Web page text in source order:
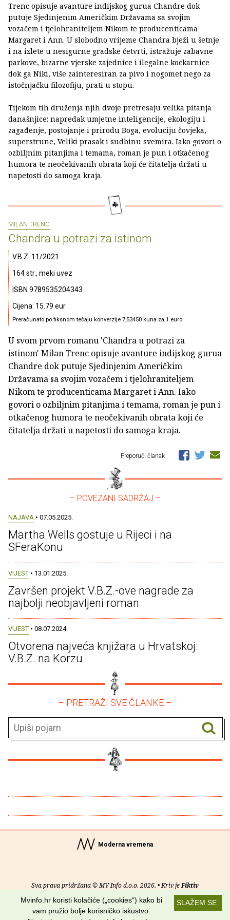
Trenc opisuje avanture indijskog gurua Chandre dok
putuje Sjedinjenim Američkim Državama sa svojim
vozačem i tjelohraniteljem Nikom te producenticama
Margaret i Ann. U slobodno vrijeme Chandra bježi u šetnje
i na izlete u nesigurne gradske četvrti, istražuje zabavne
parkove, bizarne vjerske zajednice i ilegalne kockarnice
dok ga Niki, više zainteresiran za pivo i nogomet nego za
istočnjačku filozofiju, prati u stopu.
Tijekom tih druženja njih dvoje pretresaju velika pitanja
današnjice: napredak umjetne inteligencije, ekologiju i
zagađenje, postojanje i prirodu Boga, evoluciju čovjeka,
superstrune, Veliki prasak i sudbinu svemira. Iako govori o
ozbiljnim pitanjima i temama, roman je pun i otkačenog
humora te neočekivanih obrata koji će čitatelja držati u
napetosti do samoga kraja.
MILAN TRENC
Chandra u potrazi za istinom
V.B.Z. 11/2021.
164 str., meki uvez
ISBN 9789535204343
Cijena: 15.79 eur
Preračunato po fiksnom tečaju konverzije 7,53450 kuna za 1 euro
U svom prvom romanu 'Chandra u potrazi za
istinom' Milan Trenc opisuje avanture indijskog gurua
Chandre dok putuje Sjedinjenim Američkim
Državama sa svojim vozačem i tjelohraniteljem
Nikom te producenticama Margaret i Ann. Iako
govori o ozbiljnim pitanjima i temama, roman je pun i
otkačenog humora te neočekivanih obrata koji će
čitatelja držati u napetosti do samoga kraja.
Preporuči članak
– POVEZANI SADRŽAJ –
NAJAVA • 07.05.2025.
Martha Wells gostuje u Rijeci i na
SFeraKonu
VIJEST • 13.01.2025.
Završen projekt V.B.Z.-ove nagrade za
najbolji neobjavljeni roman
VIJEST • 08.07.2024.
Otvorena najveća knjižara u Hrvatskoj:
V.B.Z. na Korzu
– PRETRAŽI SVE ČLANKE –
Moderna vremena
Sva prava pridržana © MV Info d.o.o. 2026. • Kriv jeFiktiv
Uvjeti korištenja RSS kanaliSLAŽEM SE
Mvinfo.hr koristi kolačiće („cookies“) kako bi
vam pružio bolje korisničko iskustvo.